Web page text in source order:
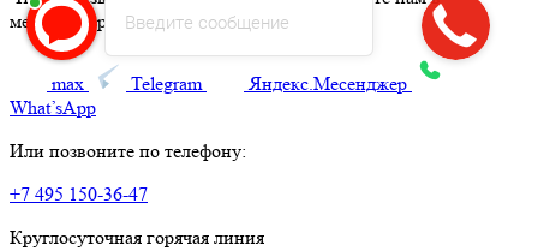
мессенджер:
max Telegram
Яндекс.Месенджер
What’sApp
Или позвоните по телефону:
+7 495 150-36-47
Круглосуточная горячая линия
Введите сообщение